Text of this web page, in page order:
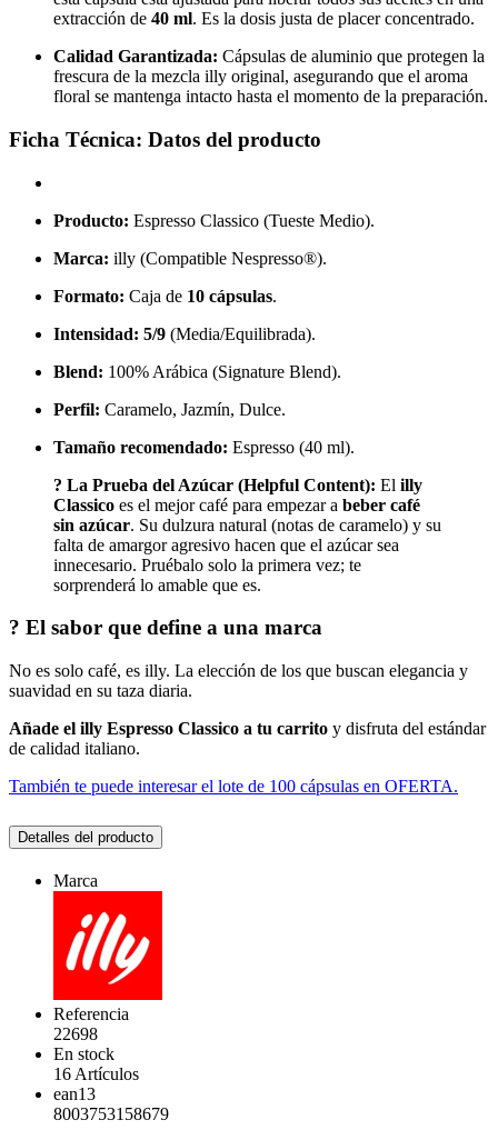
extracción de 40 ml. Es la dosis justa de placer concentrado.
Calidad Garantizada: Cápsulas de aluminio que protegen la
frescura de la mezcla illy original, asegurando que el aroma
floral se mantenga intacto hasta el momento de la preparación.
Ficha Técnica: Datos del producto
Producto: Espresso Classico (Tueste Medio).
Marca: illy (Compatible Nespresso®).
Formato: Caja de 10 cápsulas.
Intensidad: 5/9 (Media/Equilibrada).
Blend: 100% Arábica (Signature Blend).
Perfil: Caramelo, Jazmín, Dulce.
Tamaño recomendado: Espresso (40 ml).
? La Prueba del Azúcar (Helpful Content): El illy
Classico es el mejor café para empezar a beber café
sin azúcar. Su dulzura natural (notas de caramelo) y su
falta de amargor agresivo hacen que el azúcar sea
innecesario. Pruébalo solo la primera vez; te
sorprenderá lo amable que es.
? El sabor que define a una marca
No es solo café, es illy. La elección de los que buscan elegancia y
suavidad en su taza diaria.
Añade el illy Espresso Classico a tu carrito y disfruta del estándar
de calidad italiano.
También te puede interesar el lote de 100 cápsulas en OFERTA.
Detalles del producto
Marca
Referencia
22698
En stock
16 Artículos
ean13
8003753158679